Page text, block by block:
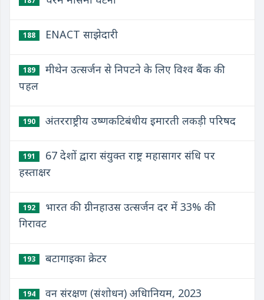
188 ENACT साझेदारी
189
मीथेन उत्सर्जन से निपटने के लिए विश्व बैंक की
पहल
190 अंतरराष्ट्रीय उष्णकटिबंधीय इमारती लकड़ी परिषद
191
67 देशों द्वारा संयुक्त राष्ट्र महासागर संधि पर
हस्ताक्षर
192
भारत की ग्रीनहाउस उत्सर्जन दर में 33% की
गिरावट
193 बटागाइका क्रेटर
194 वन संरक्षण (संशोधन) अधिानियम, 2023